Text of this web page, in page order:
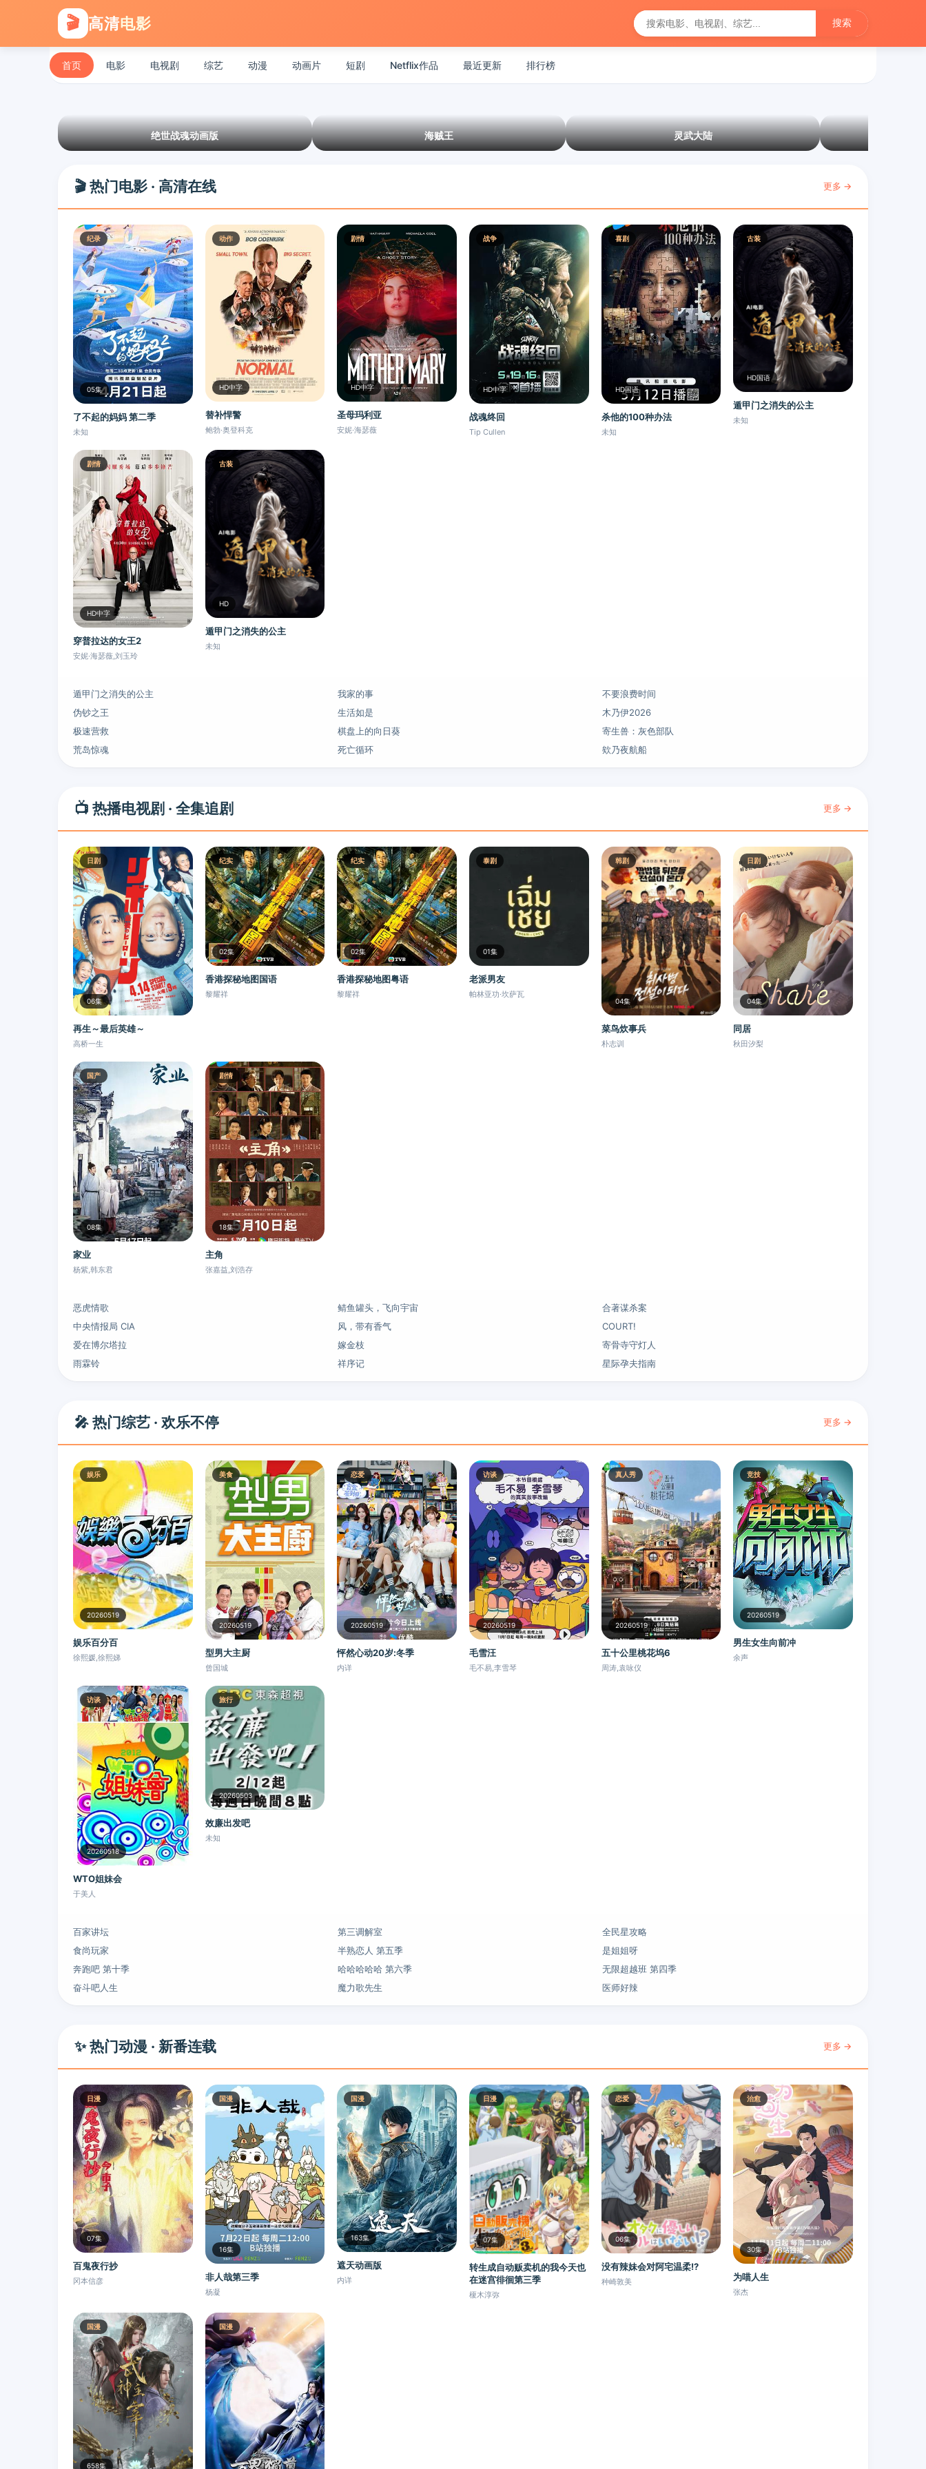
🎬 高清电影 搜索
首页 电影 电视剧 综艺 动漫 动画片 短剧 Netflix作品 最近更新 排行榜
绝世战魂动画版 海贼王 灵武大陆
🎬 热门电影 · 高清在线 更多 →
纪录
05集
了不起的妈妈 第二季
未知
动作
HD中字
替补悍警
鲍勃·奥登科克
剧情
HD中字
圣母玛利亚
安妮·海瑟薇
战争
HD中字
战魂终回
Tip Cullen
喜剧
HD国语
杀他的100种办法
未知
古装
HD国语
遁甲门之消失的公主​
未知
剧情
HD中字
穿普拉达的女王2
安妮·海瑟薇,刘玉玲
古装
HD
遁甲门之消失的公主
未知
遁甲门之消失的公主 我家的事
不要浪费时间
伪钞之王
生活如是
木乃伊2026
极速营救
棋盘上的向日葵
寄生兽：灰色部队
荒岛惊魂
死亡循环 欸乃夜航船
📺 热播电视剧 · 全集追剧 更多 →
日剧
06集
再生～最后英雄～
高桥一生
纪实
02集
香港探秘地图国语
黎耀祥
纪实
02集
香港探秘地图粤语
黎耀祥
泰剧
01集
老派男友
帕林亚功·坎萨瓦
韩剧
04集
菜鸟炊事兵
朴志训
日剧
04集
同居
秋田汐梨
国产
08集
家业
杨紫,韩东君
剧情
18集
主角
张嘉益,刘浩存
恶虎情歌 鲭鱼罐头，飞向宇宙
合著谋杀案
中央情报局 CIA
风，带有香气
COURT!
爱在博尔塔拉
嫁金枝
寄骨寺守灯人
雨霖铃
祥序记 星际孕夫指南
🎤 热门综艺 · 欢乐不停 更多 →
娱乐
20260519
娱乐百分百
徐熙媛,徐熙娣
美食
20260519
型男大主厨
曾国城
恋爱
20260519
怦然心动20岁:冬季
内详
访谈
20260519
毛雪汪
毛不易,李雪琴
真人秀
20260519
五十公里桃花坞6
周涛,袁咏仪
竞技
20260519
男生女生向前冲
余声
访谈
20260518
WTO姐妹会
于美人
旅行
20260503
效廉出发吧
未知
百家讲坛 第三调解室
全民星攻略
食尚玩家
半熟恋人 第五季
是姐姐呀
奔跑吧 第十季
哈哈哈哈哈 第六季
无限超越班 第四季
奋斗吧人生
魔力歌先生 医师好辣
✨ 热门动漫 · 新番连载 更多 →
日漫
07集
百鬼夜行抄
冈本信彦
国漫
16集
非人哉第三季
杨凝
国漫
163集
遮天动画版
内详
日漫
07集
转生成自动贩卖机的我今天也
在迷宫徘徊第三季
榎木淳弥
恋爱
06集
没有辣妹会对阿宅温柔!?
种崎敦美
治愈
30集
为喵人生
张杰
国漫
658集
国漫